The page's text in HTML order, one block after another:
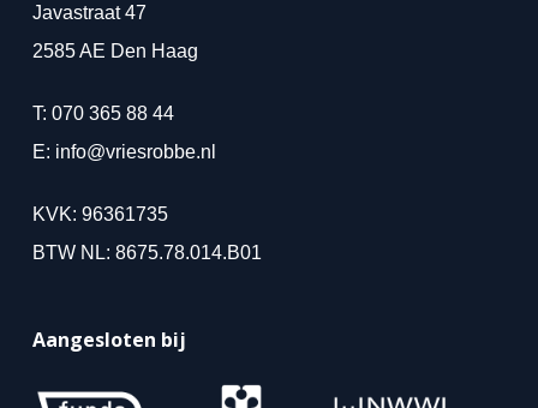
Javastraat 47
2585 AE Den Haag
T: 070 365 88 44
E: info@vriesrobbe.nl
KVK: 96361735
BTW NL: 8675.78.014.B01
Aangesloten bij